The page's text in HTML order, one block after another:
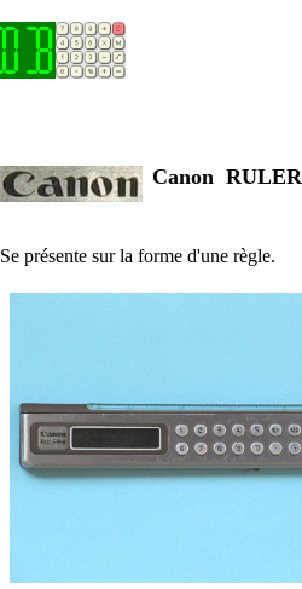
Canon
Se présente sur la forme d'une règle.